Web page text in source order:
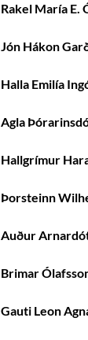
Rakel María
Jón Hákon
Halla Emilía
Agla
Hallgrímur
Þorsteinn
Auður
Brimar
Gauti Leon